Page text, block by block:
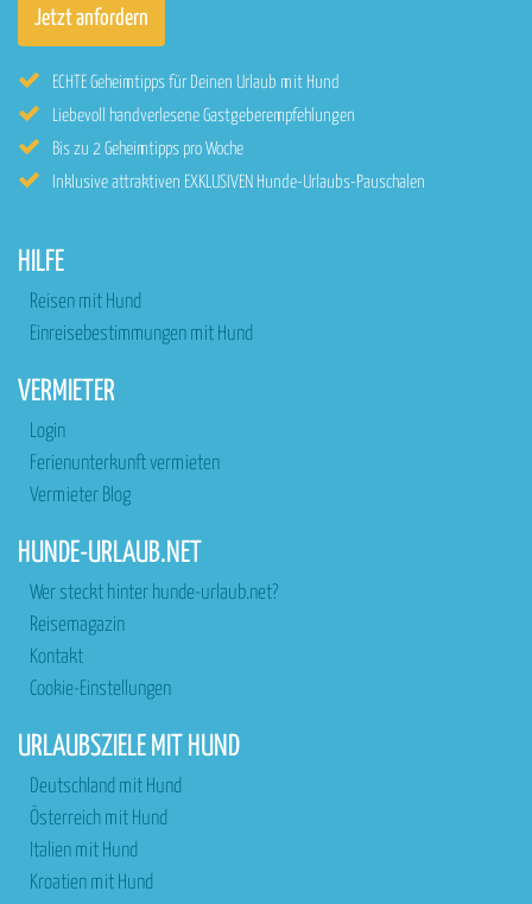
ECHTE Geheimtipps für Deinen Urlaub mit Hund
Liebevoll handverlesene Gastgeberempfehlungen
Bis zu 2 Geheimtipps pro Woche
Inklusive attraktiven EXKLUSIVEN Hunde-Urlaubs-Pauschalen
HILFE
Reisen mit Hund
Einreisebestimmungen mit Hund
VERMIETER
Login
Ferienunterkunft vermieten
Vermieter Blog
HUNDE-URLAUB.NET
Wer steckt hinter hunde-urlaub.net?
Reisemagazin
Kontakt
Cookie-Einstellungen
URLAUBSZIELE MIT HUND
Deutschland mit Hund
Österreich mit Hund
Italien mit Hund
Kroatien mit Hund